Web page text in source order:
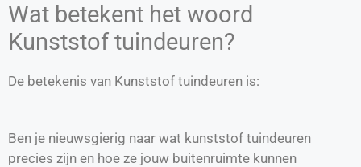
Wat betekent het woord
Kunststof tuindeuren?
De betekenis van Kunststof tuindeuren is:
Ben je nieuwsgierig naar wat kunststof tuindeuren
precies zijn en hoe ze jouw buitenruimte kunnen